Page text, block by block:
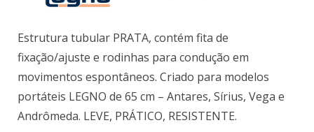
Estrutura tubular PRATA, contém fita de
fixação/ajuste e rodinhas para condução em
movimentos espontâneos. Criado para modelos
portáteis LEGNO de 65 cm – Antares, Sírius, Vega e
Andrômeda. LEVE, PRÁTICO, RESISTENTE.